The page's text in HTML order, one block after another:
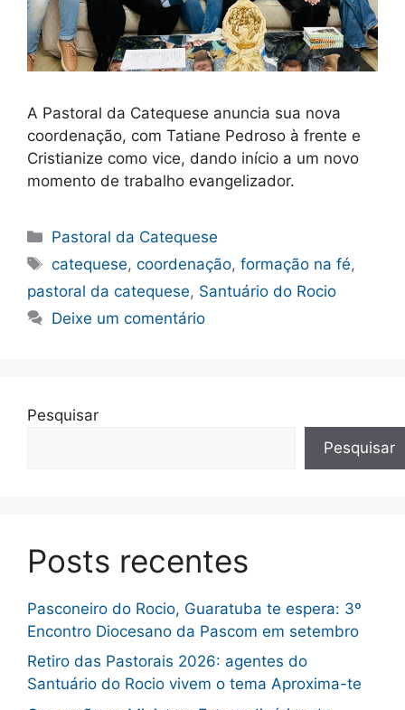
A Pastoral da Catequese anuncia sua nova
coordenação, com Tatiane Pedroso à frente e
Cristianize como vice, dando início a um novo
momento de trabalho evangelizador.
Categorias
Pastoral da Catequese
Tags
catequese,coordenação,formação na fé,
pastoral da catequese, Santuário do Rocio
Deixe um comentário
Pesquisar
Pesquisar
Posts recentes
Pasconeiro do Rocio, Guaratuba te espera: 3º
Encontro Diocesano da Pascom em setembro
Retiro das Pastorais 2026: agentes do
Santuário do Rocio vivem o tema Aproxima-te